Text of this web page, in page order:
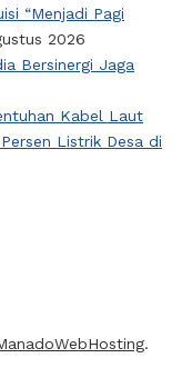
“Menjadi Pagi
2026
Bersinergi Jaga
Kabel Laut
Listrik Desa di
.